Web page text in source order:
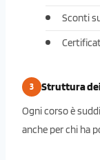
Sconti
3 Struttura
Ogni corso è
anche per chi ha